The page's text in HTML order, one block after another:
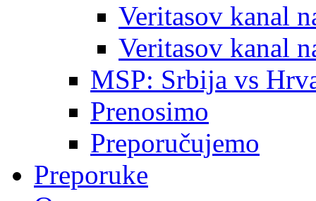
Veritasov kanal
Veritasov kanal
MSP: Srbija vs
Prenosimo
Preporučujemo
Preporuke